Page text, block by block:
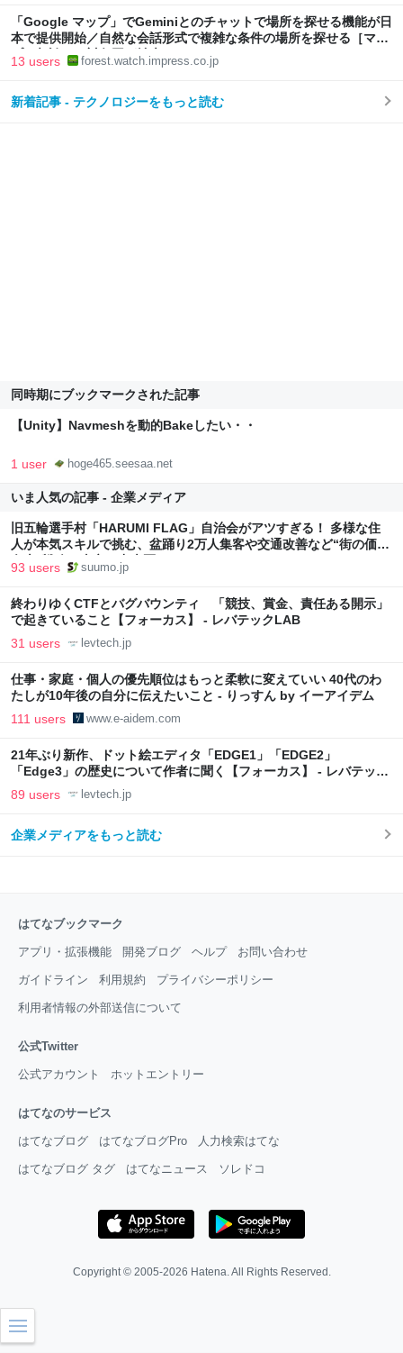
「Google マップ」でGeminiとのチャットで場所を探せる機能が日
本で提供開始／自然な会話形式で複雑な条件の場所を探せる［マッ
プに相談］の対象国が拡大
13 users forest.watch.impress.co.jp
新着記事 - テクノロジーをもっと読む
同時期にブックマークされた記事
【Unity】Navmeshを動的Bakeしたい・・
1 user hoge465.seesaa.net
いま人気の記事 - 企業メディア
旧五輪選手村「HARUMI FLAG」自治会がアツすぎる！ 多様な住
人が本気スキルで挑む、盆踊り2万人集客や交通改善など“街の価値
向上”戦略 東京・中央区
93 users suumo.jp
終わりゆくCTFとバグバウンティ 「競技、賞金、責任ある開示」
で起きていること【フォーカス】 - レバテックLAB
31 users levtech.jp
仕事・家庭・個人の優先順位はもっと柔軟に変えていい 40代のわ
たしが10年後の自分に伝えたいこと - りっすん by イーアイデム
111 users www.e-aidem.com
21年ぶり新作、ドット絵エディタ「EDGE1」「EDGE2」
「Edge3」の歴史について作者に聞く【フォーカス】 - レバテック
LAB
89 users levtech.jp
企業メディアをもっと読む
はてなブックマーク
アプリ・拡張機能 開発ブログ ヘルプ お問い合わせ
ガイドライン 利用規約 プライバシーポリシー
利用者情報の外部送信について
公式Twitter
公式アカウント ホットエントリー
はてなのサービス
はてなブログ はてなブログPro 人力検索はてな
はてなブログ タグ はてなニュース ソレドコ
Copyright © 2005-2026 Hatena . All Rights Reserved.